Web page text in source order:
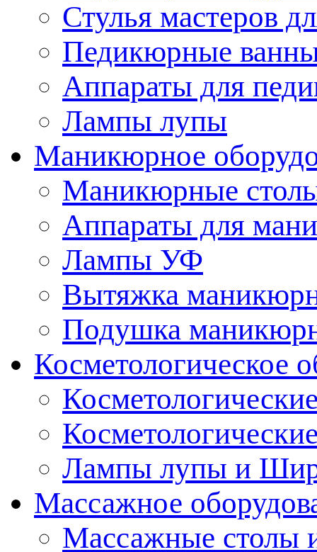
Стулья мастеров
Педикюрные
Аппараты для
Лампы лупы
Маникюрное
Маникюрные
Аппараты для
Лампы УФ
Вытяжка
Подушка
Косметологическое
Лампы лупы и
Массажное
Массажные столы